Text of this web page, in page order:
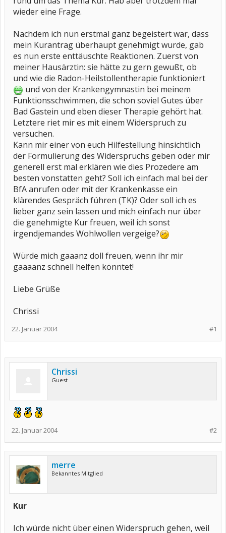
wieder eine Frage.
Nachdem ich nun erstmal ganz begeistert war, dass
mein Kurantrag überhaupt genehmigt wurde, gab
es nun erste enttäuschte Reaktionen. Zuerst von
meiner Hausärztin: sie hätte zu gern gewußt, ob
und wie die Radon-Heilstollentherapie funktioniert
und von der Krankengymnastin bei meinem
Funktionsschwimmen, die schon soviel Gutes über
Bad Gastein und eben dieser Therapie gehört hat.
Letztere riet mir es mit einem Widerspruch zu
versuchen.
Kann mir einer von euch Hilfestellung hinsichtlich
der Formulierung des Widerspruchs geben oder mir
generell erst mal erklären wie dies Prozedere am
besten vonstatten geht? Soll ich einfach mal bei der
BfA anrufen oder mit der Krankenkasse ein
klärendes Gespräch führen (TK)? Oder soll ich es
lieber ganz sein lassen und mich einfach nur über
die genehmigte Kur freuen, weil ich sonst
irgendjemandes Wohlwollen vergeige?
Würde mich gaaanz doll freuen, wenn ihr mir
gaaaanz schnell helfen könntet!
Liebe Grüße
Chrissi
#1
22. Januar 2004
Chrissi
Guest
#2
22. Januar 2004
merre
Bekanntes Mitglied
Kur
Ich würde nicht über einen Widerspruch gehen, weil